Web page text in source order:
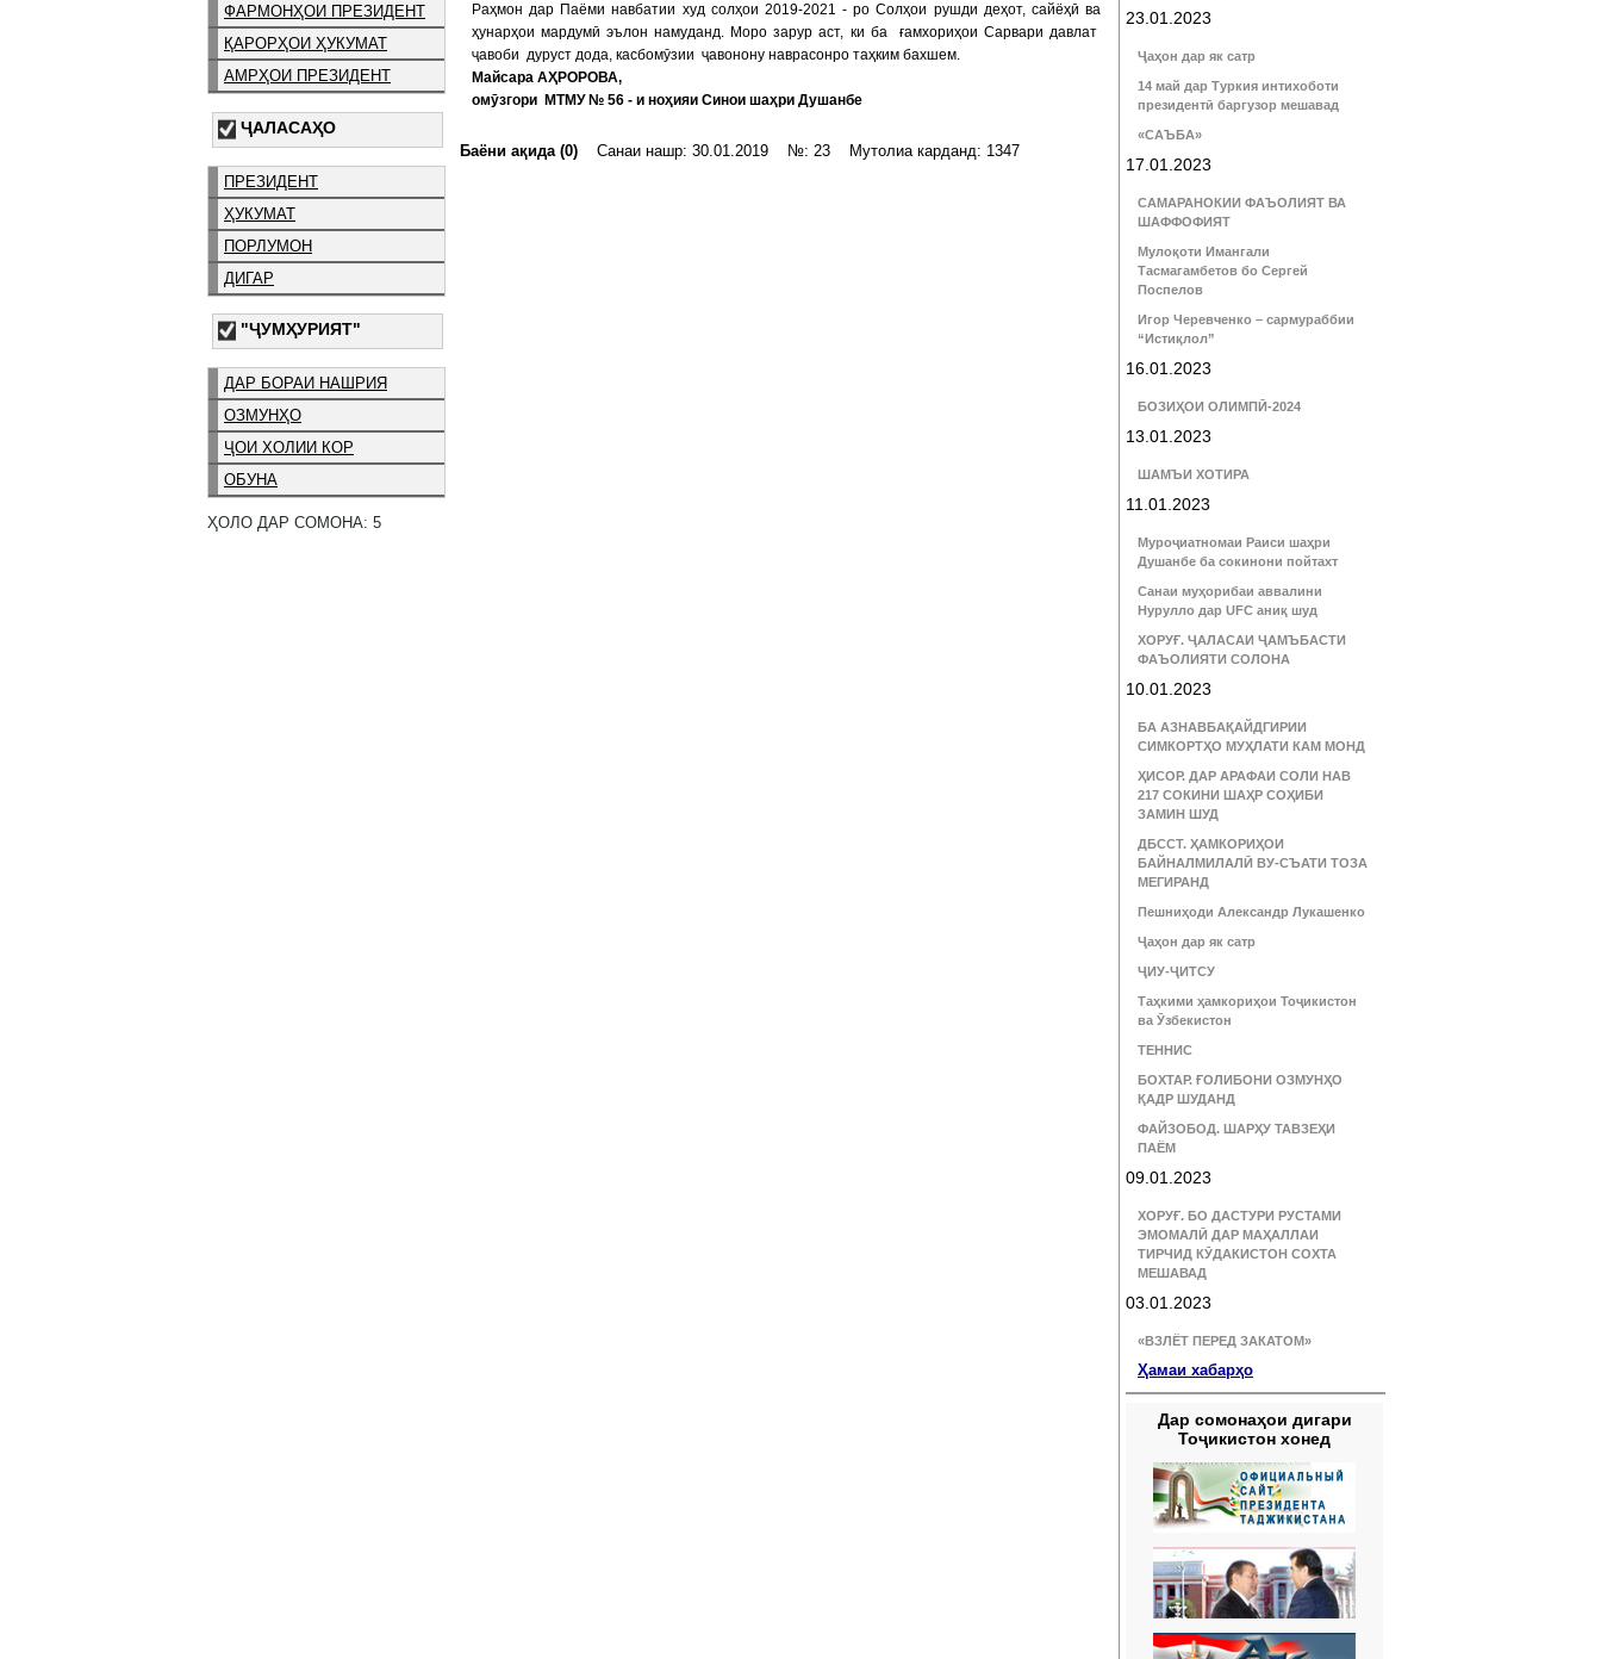
ФАРМОНҲОИ ПРЕЗИДЕНТ
ҚАРОРҲОИ ҲУКУМАТ
АМРҲОИ ПРЕЗИДЕНТ
ҶАЛАСАҲО
ПРЕЗИДЕНТ
ҲУКУМАТ
ПОРЛУМОН
ДИГАР
"ҶУМҲУРИЯТ"
ДАР БОРАИ НАШРИЯ
ОЗМУНҲО
ҶОИ ХОЛИИ КОР
ОБУНА
ҲОЛО ДАР СОМОНА: 5
Раҳмон дар Паёми навбатии худ солҳои 2019-2021 - ро Солҳои рушди деҳот, сайёҳӣ ва
ҳунарҳои мардумӣ эълон намуданд. Моро зарур аст, ки ба ғамхориҳои Сарвари давлат
ҷавоби дуруст дода, касбомӯзии ҷавонону наврасонро таҳким бахшем.
Майсара АҲРОРОВА,
омӯзгори МТМУ № 56 - и ноҳияи Синои шаҳри Душанбе
Баёни ақида (0) Санаи нашр: 30.01.2019 №: 23 Мутолиа карданд: 1347
23.01.2023
Ҷаҳон дар як сатр
14 май дар Туркия интихоботи
президентӣ баргузор мешавад
«САЪБА»
17.01.2023
САМАРАНОКИИ ФАЪОЛИЯТ ВА
ШАФФОФИЯТ
Мулоқоти Имангали
Тасмагамбетов бо Сергей
Поспелов
Игор Черевченко – сармураббии
“Истиқлол”
16.01.2023
БОЗИҲОИ ОЛИМПӢ-2024
13.01.2023
ШАМЪИ ХОТИРА
11.01.2023
Муроҷиатномаи Раиси шаҳри
Душанбе ба сокинони пойтахт
Санаи муҳорибаи аввалини
Нурулло дар UFC аниқ шуд
ХОРУҒ. ҶАЛАСАИ ҶАМЪБАСТИ
ФАЪОЛИЯТИ СОЛОНА
10.01.2023
БА АЗНАВБАҚАЙДГИРИИ
СИМКОРТҲО МУҲЛАТИ КАМ МОНД
ҲИСОР. ДАР АРАФАИ СОЛИ НАВ
217 СОКИНИ ШАҲР СОҲИБИ
ЗАМИН ШУД
ДБССТ. ҲАМКОРИҲОИ
БАЙНАЛМИЛАЛӢ ВУ-СЪАТИ ТОЗА
МЕГИРАНД
Пешниҳоди Александр Лукашенко
Ҷаҳон дар як сатр
ҶИУ-ҶИТСУ
Таҳкими ҳамкориҳои Тоҷикистон
ва Ӯзбекистон
ТЕННИС
БОХТАР. ҒОЛИБОНИ ОЗМУНҲО
ҚАДР ШУДАНД
ФАЙЗОБОД. ШАРҲУ ТАВЗЕҲИ
ПАЁМ
09.01.2023
ХОРУҒ. БО ДАСТУРИ РУСТАМИ
ЭМОМАЛӢ ДАР МАҲАЛЛАИ
ТИРЧИД КӮДАКИСТОН СОХТА
МЕШАВАД
03.01.2023
«ВЗЛЁТ ПЕРЕД ЗАКАТОМ»
Ҳамаи хабарҳо
Дар сомонаҳои дигари
Тоҷикистон хонед